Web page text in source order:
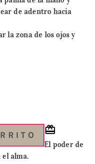
de adentro hacia
la zona de los ojos y
El poder de
alma.